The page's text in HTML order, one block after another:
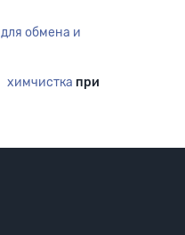
для обмена и
химчистка при